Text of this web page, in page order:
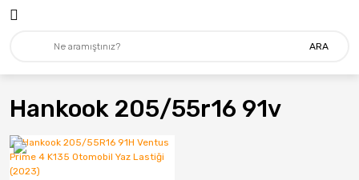
ARA
Hankook 205/55r16 91v